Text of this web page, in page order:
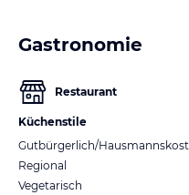
Gastronomie
Restaurant
Küchenstile
Gutbürgerlich/Hausmannskost
Regional
Vegetarisch